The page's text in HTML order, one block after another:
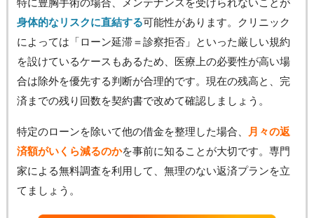
身体的なリスクに直結する可能性があります。クリニック
によっては「ローン延滞＝診察拒否」といった厳しい規約
を設けているケースもあるため、医療上の必要性が高い場
合は除外を優先する判断が合理的です。現在の残高と、完
済までの残り回数を契約書で改めて確認しましょう。
特定のローンを除いて他の借金を整理した場合、
月々の返
済額がいくら減るのかを事前に知ることが大切です。専門
家による無料調査を利用して、無理のない返済プランを立
てましょう。